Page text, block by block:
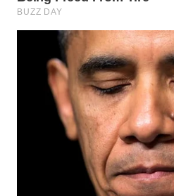
SUBANG
WN
SUKABUMI
WN
PURWAKARTA